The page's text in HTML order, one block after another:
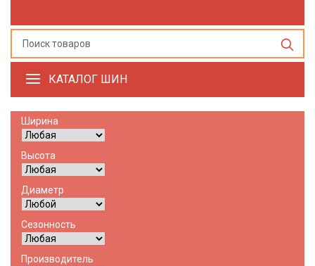
КАТАЛОГ ШИН
Ширина
Высота
Диаметр
Сезонность
Производитель